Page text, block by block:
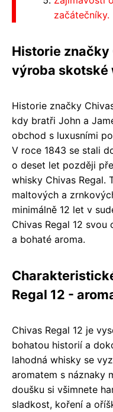
začátečníky.
Historie značky
výroba skotské
Historie značky
kdy bratři John a
obchod s luxusními
V roce 1843 se stali
o deset let později
whisky Chivas Regal.
maltových a
minimálně 12 let v
Chivas Regal 12
a bohaté aroma.
Regal 12 -
Chivas Regal 12 je
bohatou historií a
lahodná whisky se
aromatem s náznaky
doušku si všimnete
sladkost, koření a